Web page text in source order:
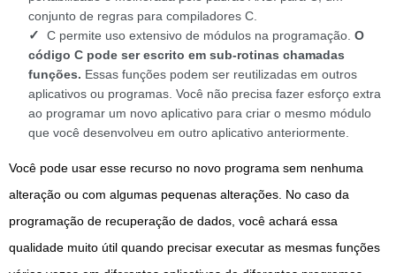
conjunto de regras para compiladores C.
C permite uso extensivo de módulos na programação. O
código C pode ser escrito em sub-rotinas chamadas
funções. Essas funções podem ser reutilizadas em outros
aplicativos ou programas. Você não precisa fazer esforço extra
ao programar um novo aplicativo para criar o mesmo módulo
que você desenvolveu em outro aplicativo anteriormente.
Você pode usar esse recurso no novo programa sem nenhuma
alteração ou com algumas pequenas alterações. No caso da
programação de recuperação de dados, você achará essa
qualidade muito útil quando precisar executar as mesmas funções